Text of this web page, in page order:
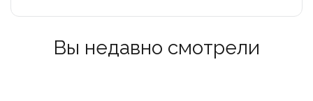
Вы недавно смотрели